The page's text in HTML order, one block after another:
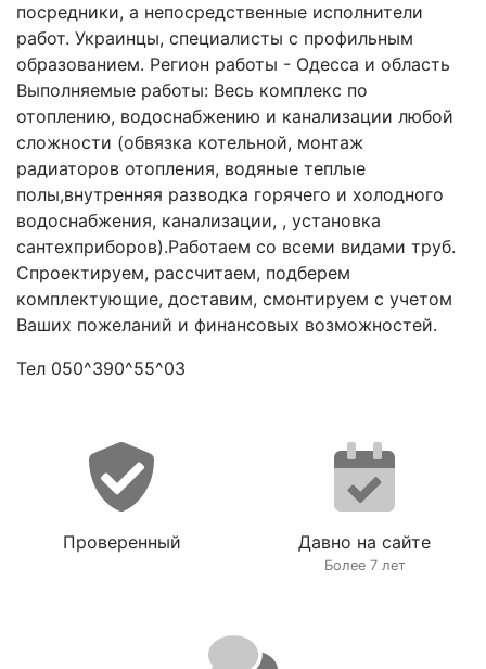
посредники, а непосредственные исполнители
работ. Украинцы, специалисты с профильным
образованием. Регион работы - Одесса и область
Выполняемые работы: Весь комплекс по
отоплению, водоснабжению и канализации любой
сложности (обвязка котельной, монтаж
радиаторов отопления, водяные теплые
полы,внутренняя разводка горячего и холодного
водоснабжения, канализации, , установка
сантехприборов).Работаем со всеми видами труб.
Спроектируем, рассчитаем, подберем
комплектующие, доставим, смонтируем с учетом
Ваших пожеланий и финансовых возможностей.
Тел 050^390^55^03
Проверенный Давно на сайте
Более 7 лет